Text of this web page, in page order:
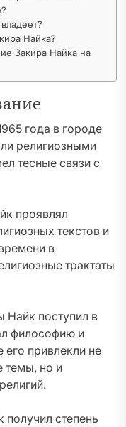
Найка?
Закира Найка на
года в городе
религиозными
тесные связи с
проявлял
текстов и
в
трактаты
Найк поступил в
философию и
его привлекли не
темы, но и
получил степень